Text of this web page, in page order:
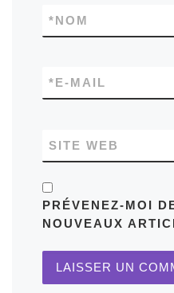
NOM
*
E-MAIL
*
SITE WEB
PRÉVENEZ-MOI
NOUVEAUX